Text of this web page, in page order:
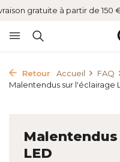
gratuite à partir de 150
Retour Accueil FAQ
Malentendus sur l'éclairage
LED